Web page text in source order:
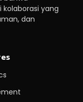
kolaborasi yang
dan